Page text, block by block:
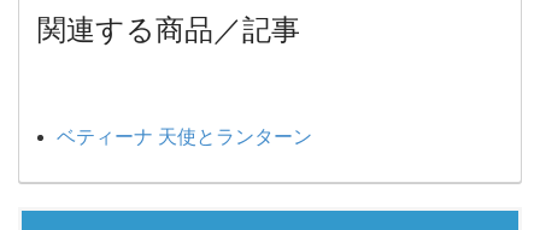
関連する商品／記事
ベティーナ 天使とランターン